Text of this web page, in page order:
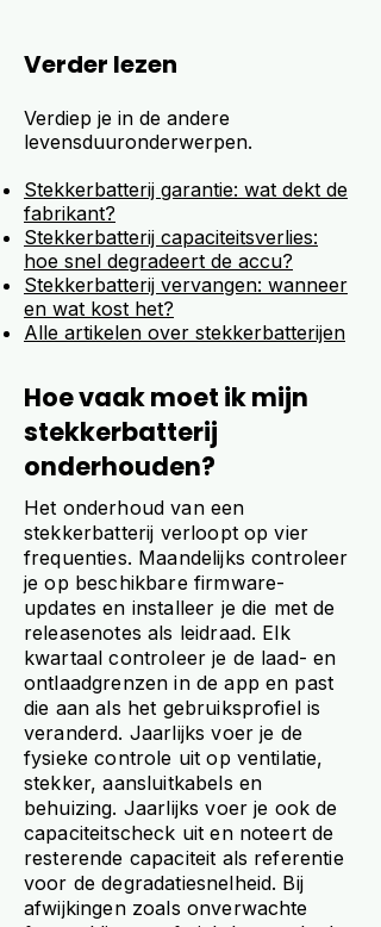
Verder lezen
Verdiep je in de andere
levensduuronderwerpen.
Stekkerbatterij garantie: wat dekt de
fabrikant?
Stekkerbatterij capaciteitsverlies:
hoe snel degradeert de accu?
Stekkerbatterij vervangen: wanneer
en wat kost het?
Alle artikelen over stekkerbatterijen
Hoe vaak moet ik mijn
stekkerbatterij
onderhouden?
Het onderhoud van een
stekkerbatterij verloopt op vier
frequenties. Maandelijks controleer
je op beschikbare firmware-
updates en installeer je die met de
releasenotes als leidraad. Elk
kwartaal controleer je de laad- en
ontlaadgrenzen in de app en past
die aan als het gebruiksprofiel is
veranderd. Jaarlijks voer je de
fysieke controle uit op ventilatie,
stekker, aansluitkabels en
behuizing. Jaarlijks voer je ook de
capaciteitscheck uit en noteert de
resterende capaciteit als referentie
voor de degradatiesnelheid. Bij
afwijkingen zoals onverwachte